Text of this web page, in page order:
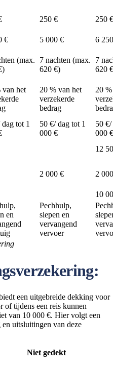
250 €
250 €
€ 5 000 €
6
(max.
7 nachten (max.
620 €)
7
620
van het
20 % van het
verzekerde
bedrag
20
tot 1
50 €/ dag tot 1
000 €
50
000 €
12
2 000 € 2
10
en
Pechhulp,
slepen en
vervangend
vervoer
een uitgebreide dekking voor
of tijdens een reis kunnen
van 10 000 €. Hier volgt een
uitsluitingen van deze
Niet gedekt